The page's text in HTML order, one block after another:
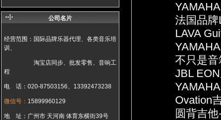
法国品
LAVA
不只是
JBL
Ovation
圆背吉
公司名片
经营范围：国际品牌乐器代理、各类音乐培
训、
淘宝店同步、批发零售、音响工
程
电 话：020-87503156、13392473238
微信号： 15899960129
地 址：广州市 天河南 体育东横街39号